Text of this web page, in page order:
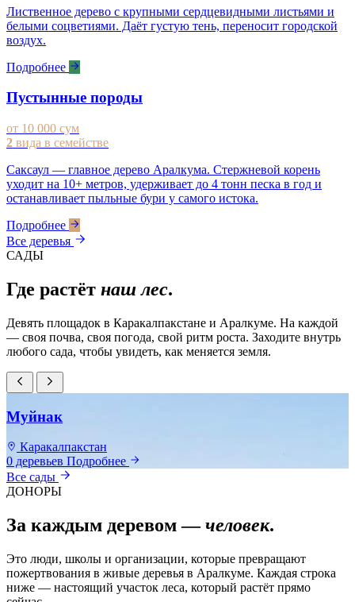
Лиственное дерево с крупными сердцевидными листьями и
белыми соцветиями. Даёт густую тень, переносит городской
воздух.
Подробнее
Пустынные породы
от 10 000 сум
2 вида в семействе
Саксаул — главное дерево Аралкума. Стержневой корень
уходит на 10+ метров, удерживает до 4 тонн песка в год и
останавливает пыльные бури у самого истока.
Подробнее
Все деревья
САДЫ
Где растёт наш лес.
Девять площадок в Каракалпакстане и Аралкуме. На каждой
— своя почва, своя погода, свой ритм роста. Заходите внутрь
любого сада, чтобы увидеть, как меняется земля.
Муйнак
Каракалпакстан
0 деревьев Подробнее
Все сады
ДОНОРЫ
За каждым деревом —человек.
Это люди, школы и организации, которые превращают
пожертвования в живые деревья в Аралкуме. Каждая строка
ниже — настоящий участок леса, который растёт прямо